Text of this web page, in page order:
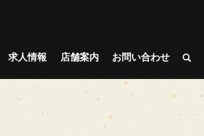
求人情報 店舗案内 お問い合わせ